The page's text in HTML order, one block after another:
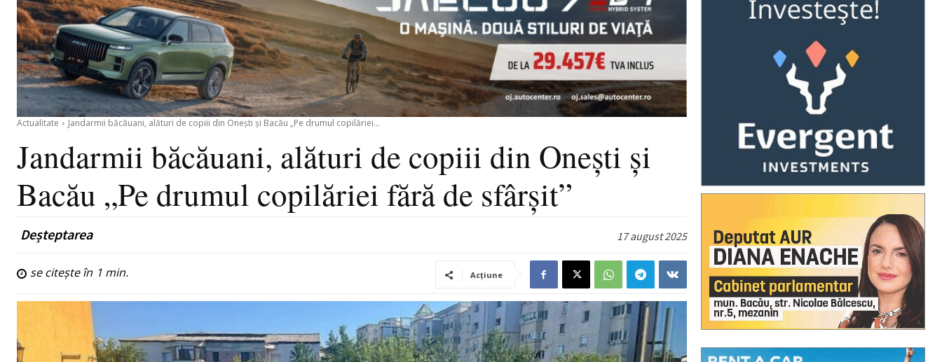
Actualitate Jandarmii băcăuani, alături de copiii din Onești și Bacău „Pe drumul copilăriei...
Jandarmii băcăuani, alături de copiii din Onești și
Bacău „Pe drumul copilăriei fără de sfârșit”
Deșteptarea 17 august 2025
se citește în 1 min. Acțiune